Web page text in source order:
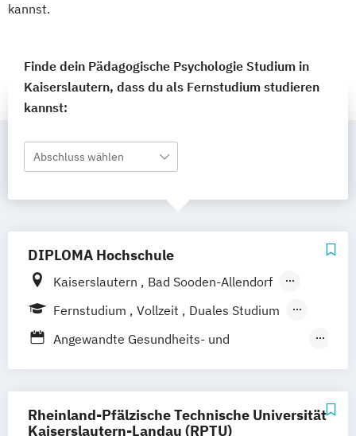
kannst.
Finde dein Pädagogische Psychologie Studium in
Kaiserslautern, dass du als Fernstudium studieren
kannst:
Abschluss wählen
DIPLOMA Hochschule
Kaiserslautern
Bad Sooden-Allendorf
Aalen
Baden-Baden Berlin
Bonn
Heilbronn Kassel Leipzig
Mannheim
München Bochum Wiesbaden
Regenstauf Dresden Hoyerswerda
Magdeburg Ostfildern
Fernstudium Vollzeit
Duales Studium
Berufsbegleitendes Präsenzstudium
Angewandte Gesundheits- und
Frühpädagogik – Leitung und Management
in der frühkindlichen Bildung
Rheinland-Pfälzische Technische Universität
Kaiserslautern-Landau (RPTU)